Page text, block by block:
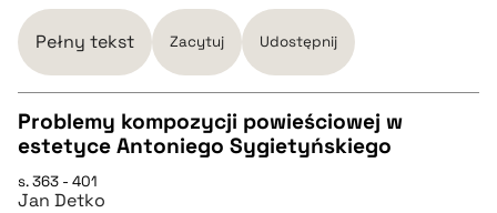
Pełny tekst Zacytuj Udostępnij
CZYSTY TEKST
Problemy kompozycji powieściowej w
estetyce Antoniego Sygietyńskiego
s. 363 - 401
Jan Detko